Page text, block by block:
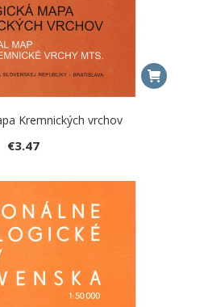
Kremnických vrchov
€3.47